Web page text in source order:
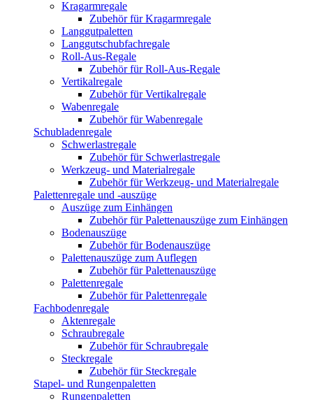
Kragarmregale
Zubehör für Kragarmregale
Langgutpaletten
Langgutschubfachregale
Roll-Aus-Regale
Zubehör für Roll-Aus-Regale
Vertikalregale
Zubehör für Vertikalregale
Wabenregale
Zubehör für Wabenregale
Schubladenregale
Schwerlastregale
Zubehör für Schwerlastregale
Werkzeug- und Materialregale
Zubehör für Werkzeug- und Materialregale
Palettenregale und -auszüge
Auszüge zum Einhängen
Zubehör für Palettenauszüge zum Einhängen
Bodenauszüge
Zubehör für Bodenauszüge
Palettenauszüge zum Auflegen
Zubehör für Palettenauszüge
Palettenregale
Zubehör für Palettenregale
Fachbodenregale
Aktenregale
Schraubregale
Zubehör für Schraubregale
Steckregale
Zubehör für Steckregale
Stapel- und Rungenpaletten
Rungenpaletten